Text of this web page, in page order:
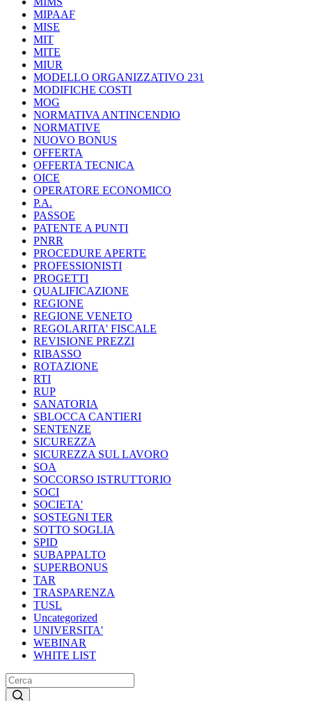
MIPAAF
MISE
MIT
MITE
MIUR
MODELLO ORGANIZZATIVO 231
MODIFICHE COSTI
MOG
NORMATIVA ANTINCENDIO
NORMATIVE
NUOVO BONUS
OFFERTA
OFFERTA TECNICA
OICE
OPERATORE ECONOMICO
P.A.
PASSOE
PATENTE A PUNTI
PNRR
PROCEDURE APERTE
PROFESSIONISTI
PROGETTI
QUALIFICAZIONE
REGIONE
REGIONE VENETO
REGOLARITA' FISCALE
REVISIONE PREZZI
RIBASSO
ROTAZIONE
RTI
RUP
SANATORIA
SBLOCCA CANTIERI
SENTENZE
SICUREZZA
SICUREZZA SUL LAVORO
SOA
SOCCORSO ISTRUTTORIO
SOCI
SOCIETA'
SOSTEGNI TER
SOTTO SOGLIA
SPID
SUBAPPALTO
SUPERBONUS
TAR
TRASPARENZA
TUSL
Uncategorized
UNIVERSITA'
WEBINAR
WHITE LIST